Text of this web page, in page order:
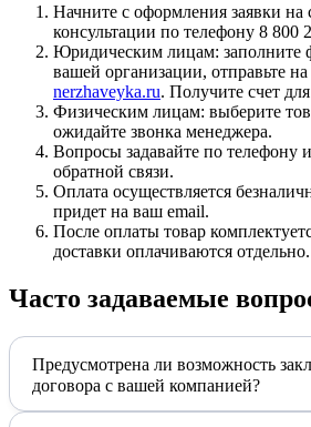
Начните с оформления заявки на
консультации по телефону 8 800
Юридическим лицам: заполните
вашей организации, отправьте на
nerzhaveyka.ru. Получите счет
Физическим лицам: выберите
ожидайте звонка менеджера.
Вопросы задавайте по телефону
обратной связи.
Оплата осуществляется
придет на ваш email.
После оплаты товар
доставки оплачиваются отдельно.
Часто задаваемые
Предусмотрена ли возможность
договора с вашей компанией?